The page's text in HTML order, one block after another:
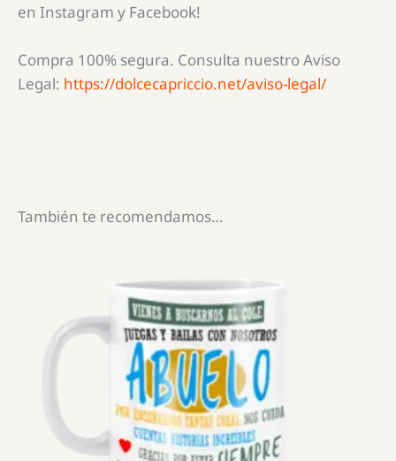
en Instagram y Facebook!
Compra 100% segura. Consulta nuestro Aviso
Legal: https://dolcecapriccio.net/aviso-legal/
También te recomendamos…